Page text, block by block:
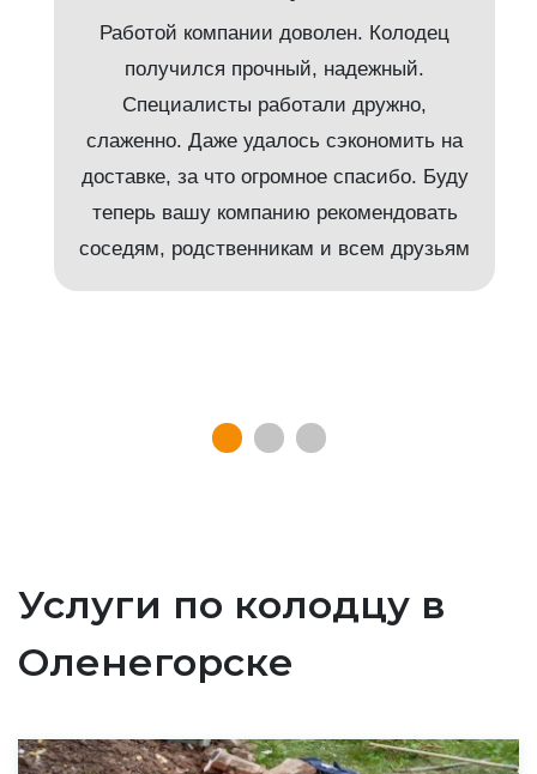
Работой компании доволен. Колодец
получился прочный, надежный.
Специалисты работали дружно,
слаженно. Даже удалось сэкономить на
доставке, за что огромное спасибо. Буду
теперь вашу компанию рекомендовать
соседям, родственникам и всем друзьям
Услуги по колодцу в
Оленегорске